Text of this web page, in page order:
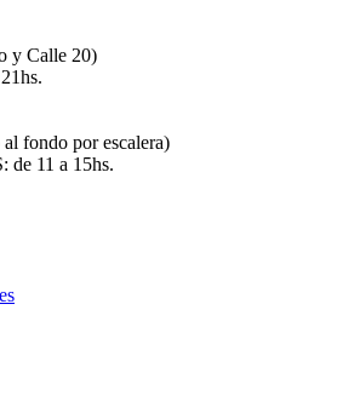
y Calle 20)
fondo por escalera)
de 11 a 15hs.